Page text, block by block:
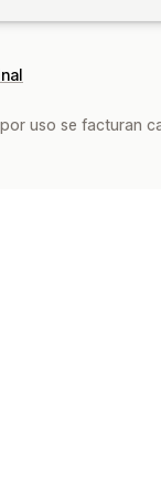
uso se facturan